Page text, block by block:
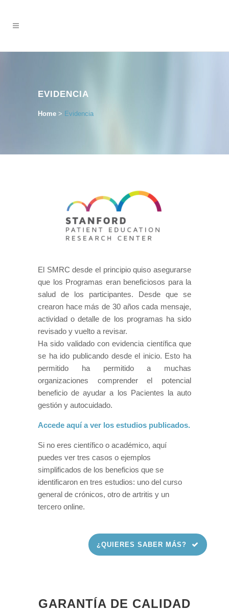
EVIDENCIA
Home > Evidencia
El SMRC desde el principio quiso asegurarse
que los Programas eran beneficiosos para la
salud de los participantes. Desde que se
crearon hace más de 30 años cada mensaje,
actividad o detalle de los programas ha sido
revisado y vuelto a revisar.
Ha sido validado con evidencia científica que
se ha ido publicando desde el inicio. Esto ha
permitido ha permitido a muchas
organizaciones comprender el potencial
beneficio de ayudar a los Pacientes la auto
gestión y autocuidado.
Accede aquí a ver los estudios publicados.
Si no eres científico o académico, aquí
puedes ver tres casos o ejemplos
simplificados de los beneficios que se
identificaron en tres estudios: uno del curso
general de crónicos, otro de artritis y un
tercero online.
¿QUIERES SABER MÁS?
GARANTÍA DE CALIDAD